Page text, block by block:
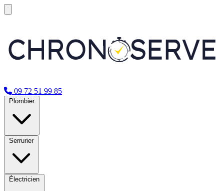
09 72 51 99 85
Plombier
Serrurier
Électricien